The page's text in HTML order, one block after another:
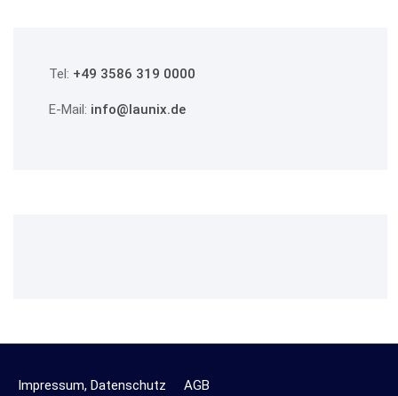
Tel: +49 3586 319 0000
E-Mail: info@launix.de
Impressum, Datenschutz AGB